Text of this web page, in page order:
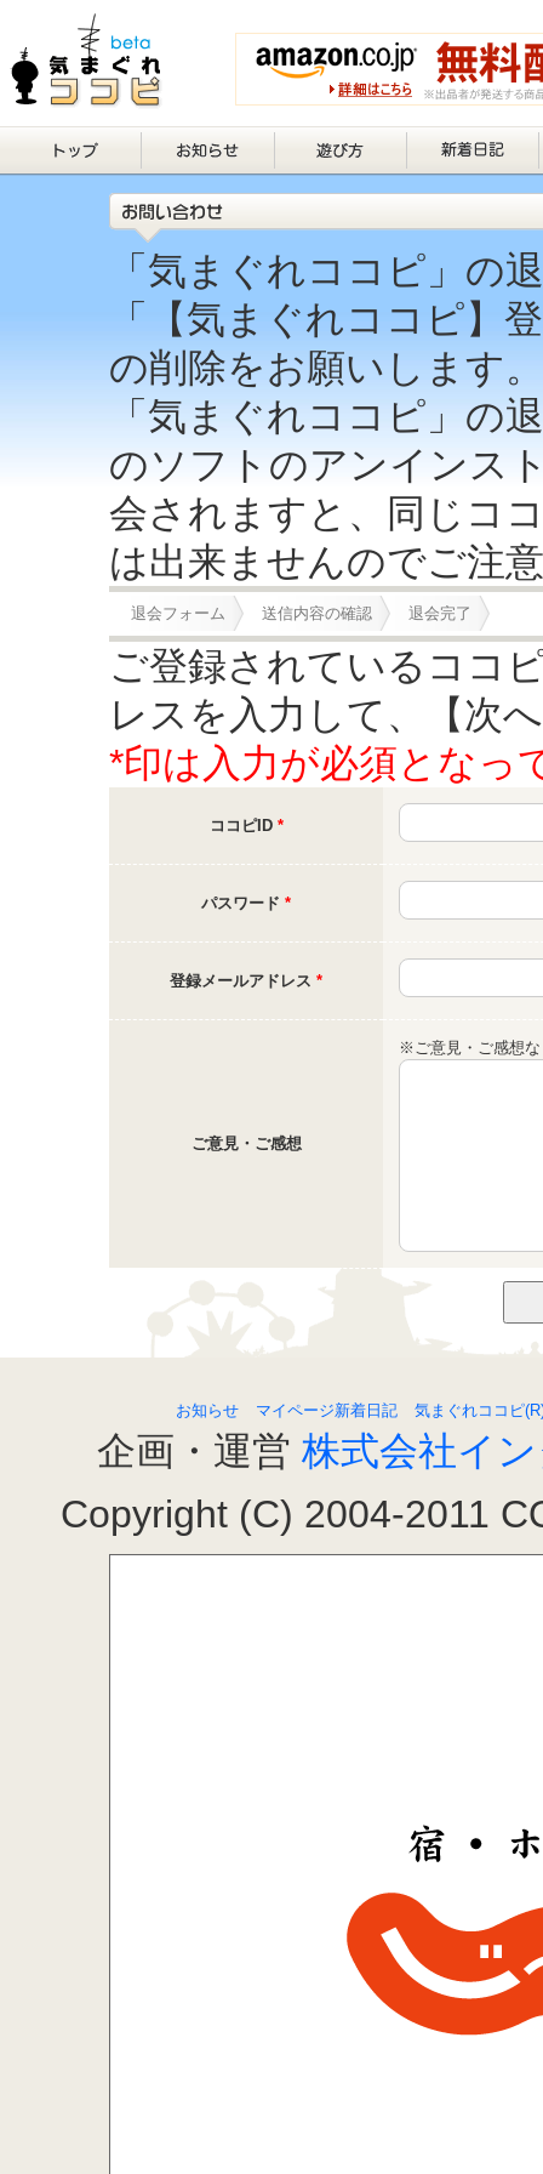
「気まぐれココピ」の
「【気まぐれココピ】
の削除をお願いします。
「気まぐれココピ」の
のソフトのアンインス
会されますと、同じコ
は出来ませんのでご注
退会フォーム 送信内容の確認 退会完了
ご登録されているココ
レスを入力して、【次
*印は入力が必須となっ
ココピID*
パスワード *
登録メールアドレス *
ご意見・ご感想
※ご意見・ご感想
お知らせ マイページ新着日記 気まぐれココピ
企画・運営 株式会社イ
Copyright (C) 2004-2011